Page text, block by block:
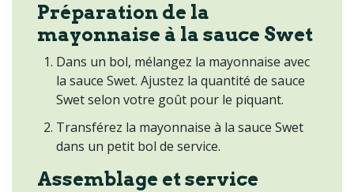
Préparation de la
mayonnaise à la sauce Swet
Dans un bol, mélangez la mayonnaise avec
la sauce Swet. Ajustez la quantité de sauce
Swet selon votre goût pour le piquant.
Transférez la mayonnaise à la sauce Swet
dans un petit bol de service.
Assemblage et service